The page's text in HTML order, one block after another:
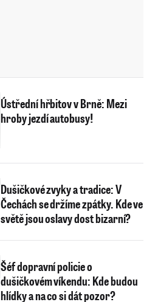
Ústřední hřbitov v Brně: Mezi
hroby jezdí autobusy!
Dušičkové zvyky a tradice: V
Čechách se držíme zpátky. Kde ve
světě jsou oslavy dost bizarní?
Šéf dopravní policie o
dušičkovém víkendu: Kde budou
hlídky a na co si dát pozor?